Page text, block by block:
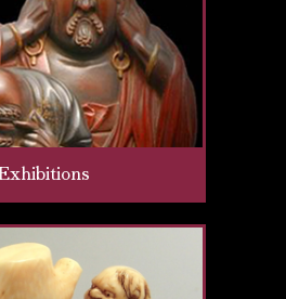
Exhibitions